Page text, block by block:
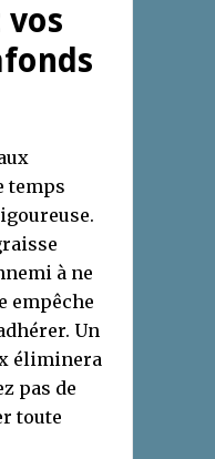
vos
temps
à ne
empêche
Un
éliminera
pas de
toute